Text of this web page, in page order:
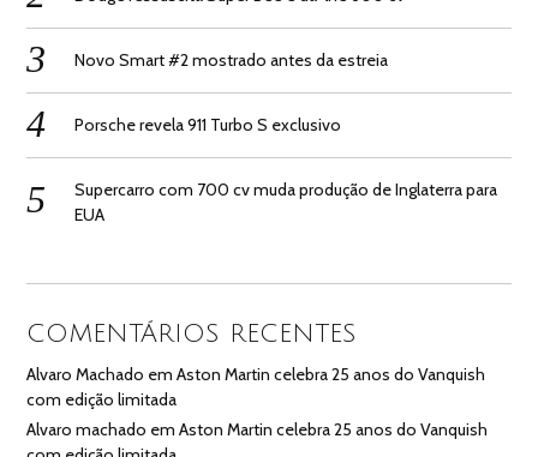
Novo Smart #2 mostrado antes da estreia
Porsche revela 911 Turbo S exclusivo
Supercarro com 700 cv muda produção de Inglaterra para
EUA
COMENTÁRIOS RECENTES
Alvaro Machado emAston Martin celebra 25 anos do Vanquish
com edição limitada
Alvaro machado emAston Martin celebra 25 anos do Vanquish